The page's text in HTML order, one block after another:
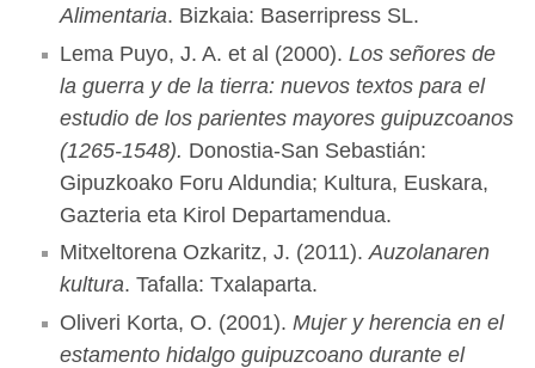
Alimentaria. Bizkaia: Baserripress SL.
Lema Puyo, J. A. et al (2000). Los señores de
la guerra y de la tierra: nuevos textos para el
estudio de los parientes mayores guipuzcoanos
(1265-1548). Donostia-San Sebastián:
Gipuzkoako Foru Aldundia; Kultura, Euskara,
Gazteria eta Kirol Departamendua.
Mitxeltorena Ozkaritz, J. (2011).Auzolanaren
kultura. Tafalla: Txalaparta.
Oliveri Korta, O. (2001). Mujer y herencia en el
estamento hidalgo guipuzcoano durante el